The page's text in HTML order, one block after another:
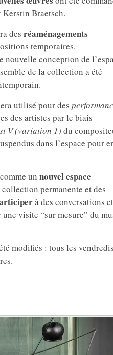
Kerstin Braetsch.
des réaménagements
temporaires.
conception de
de la collection a été
utilisé pour des
des artistes par le biais
V (variation 1) du
dans l’espace pour
un nouvel espace
permanente et des
à des conversations
visite “sur mesure” du
modifiés : tous les